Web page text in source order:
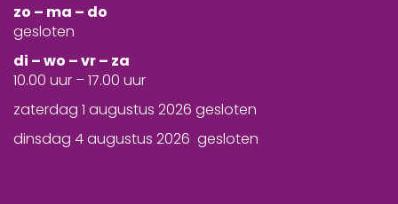
zo – ma – do
gesloten
di – wo – vr – za
10.00 uur – 17.00 uur
zaterdag 1 augustus 2026 gesloten
dinsdag 4 augustus 2026 gesloten